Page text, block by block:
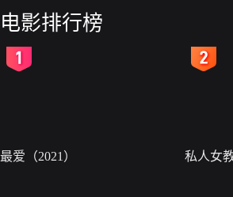
电影排行榜
最爱（2021） 私人女